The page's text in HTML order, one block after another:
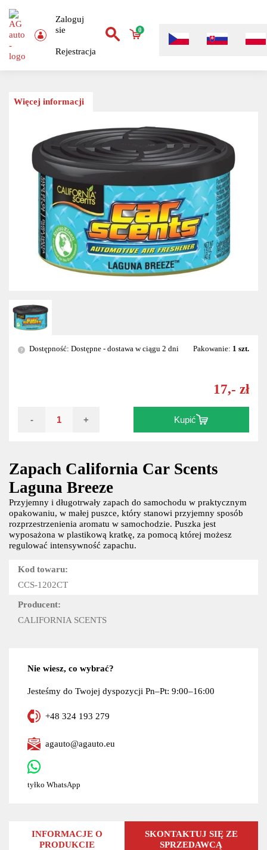
Zaloguj
sie
Rejestracja
0
Więcej informacji
Zapach California Car Scents
Laguna Breeze
Przyjemny i długotrwały zapach do samochodu w praktycznym
opakowaniu, w małej puszce, który stanowi przyjemny sposób
rozprzestrzenienia aromatu w samochodzie. Puszka jest
wyposażona w plastikową kratkę, za pomocą której możesz
regulować intensywność zapachu.
Kod towaru:
CCS-1202CT
Producent:
CALIFORNIA SCENTS
? Dostępność: Dostępne - dostawa w ciągu 2 dni Pakowanie: 1 szt.
17,- zł
- + Kupić
Nie wiesz, co wybrać?
Jesteśmy do Twojej dyspozycji Pn–Pt: 9:00–16:00
+48 324 193 279
agauto@agauto.eu
tyłko WhatsApp
INFORMACJE O
PRODUKCIE
SKONTAKTUJ SIĘ ZE
SPRZEDAWCĄ